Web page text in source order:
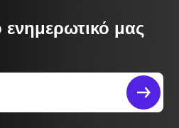
ενημερωτικό μας